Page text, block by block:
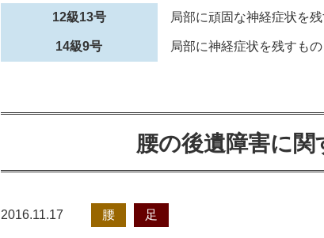
12級13号 局部に頑固な神経症状を
14級9号 局部に神経症状を残すもの
腰の後遺障害に関
2016.11.17 腰 足